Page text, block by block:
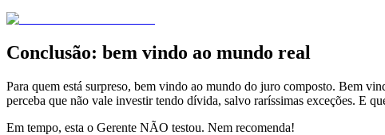
Conclusão: bem vindo ao mundo real
Para quem está surpreso, bem vindo ao mundo do juro composto. Bem
perceba que não vale investir tendo dívida, salvo raríssimas exceções. E
Em tempo, esta o Gerente NÃO testou. Nem recomenda!